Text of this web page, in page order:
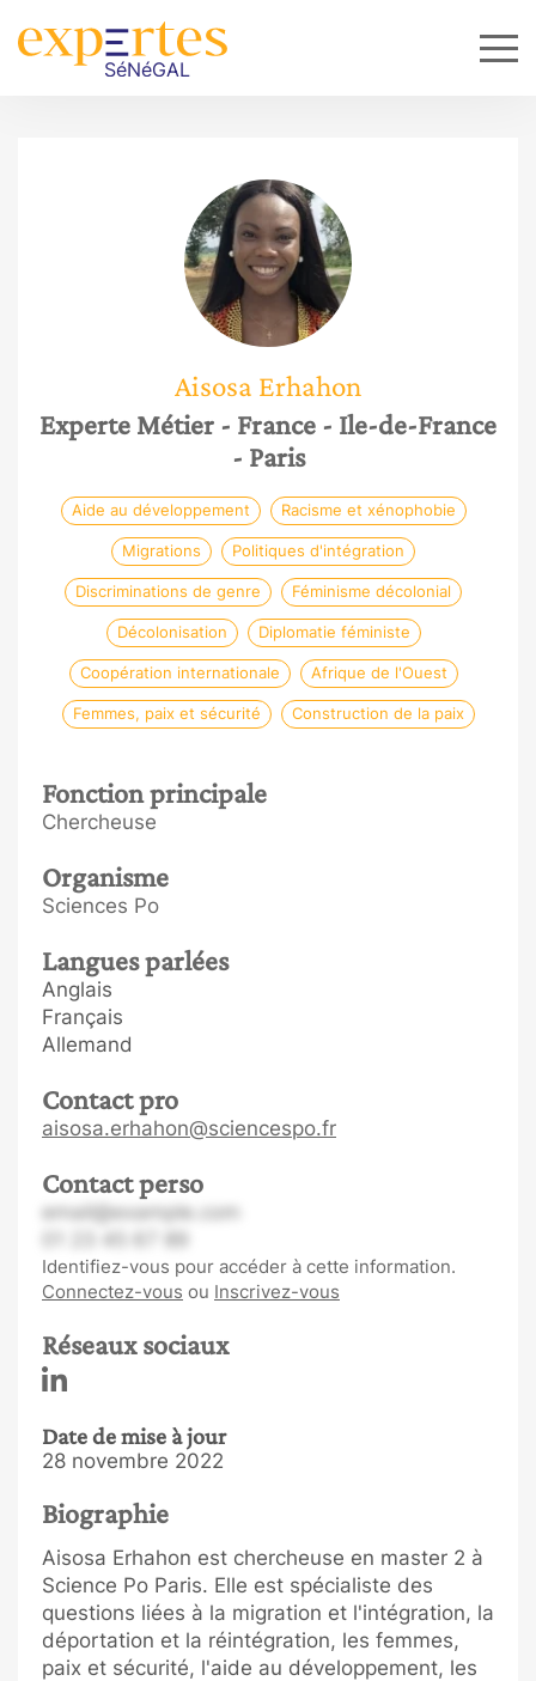
Aisosa Erhahon
Experte Métier - France - Ile-de-France
- Paris
Aide au développement Racisme et xénophobie
Migrations Politiques d'intégration
Discriminations de genre Féminisme décolonial
Décolonisation Diplomatie féministe
Coopération internationale Afrique de l'Ouest
Femmes, paix et sécurité Construction de la paix
Fonction principale
Chercheuse
Organisme
Sciences Po
Langues parlées
Anglais
Français
Allemand
Contact pro
aisosa.erhahon@sciencespo.fr
Contact perso
email@example.com
Identifiez-vous pour accéder à cette information.
Connectez-vous ou Inscrivez-vous
Réseaux sociaux
Date de mise à jour
28 novembre 2022
Biographie
Aisosa Erhahon est chercheuse en master 2 à
Science Po Paris. Elle est spécialiste des
questions liées à la migration et l'intégration, la
déportation et la réintégration, les femmes,
paix et sécurité, l'aide au développement, les